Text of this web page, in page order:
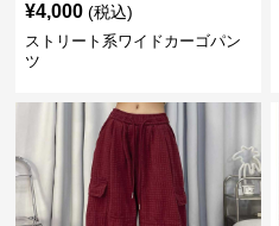
¥4,000 (税込)
ストリート系ワイドカーゴパン
ツ